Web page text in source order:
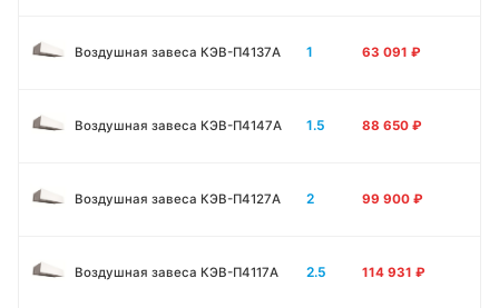
Воздушная завеса КЭВ-П4137A 1 63 091 ₽
Воздушная завеса КЭВ-П4147A 1.5 88 650 ₽
Воздушная завеса КЭВ-П4127A 2 99 900 ₽
Воздушная завеса КЭВ-П4117A 2.5 114 931 ₽